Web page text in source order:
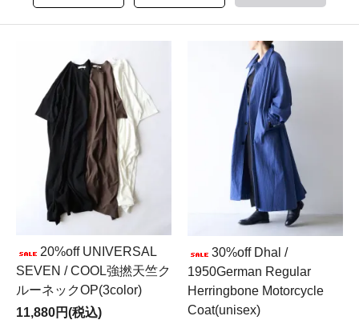
20%off UNIVERSAL
SEVEN / COOL強撚天竺ク
ルーネックOP(3color)
11,880円(税込)
30%off Dhal /
1950German Regular
Herringbone Motorcycle
Coat(unisex)